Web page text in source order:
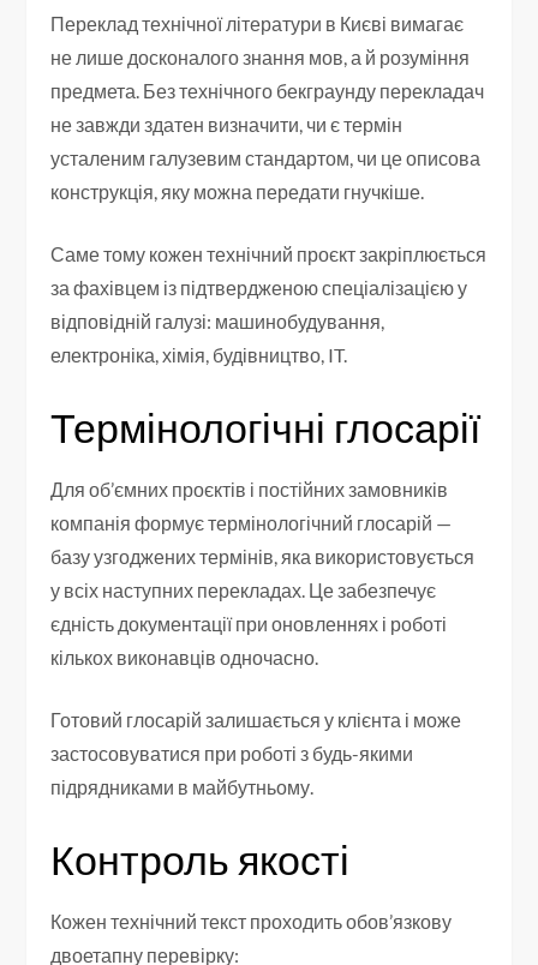
Переклад технічної літератури в Києві вимагає
не лише досконалого знання мов, а й розуміння
предмета. Без технічного бекграунду перекладач
не завжди здатен визначити, чи є термін
усталеним галузевим стандартом, чи це описова
конструкція, яку можна передати гнучкіше.
Саме тому кожен технічний проєкт закріплюється
за фахівцем із підтвердженою спеціалізацією у
відповідній галузі: машинобудування,
електроніка, хімія, будівництво, IT.
Термінологічні глосарії
Для об’ємних проєктів і постійних замовників
компанія формує термінологічний глосарій —
базу узгоджених термінів, яка використовується
у всіх наступних перекладах. Це забезпечує
єдність документації при оновленнях і роботі
кількох виконавців одночасно.
Готовий глосарій залишається у клієнта і може
застосовуватися при роботі з будь-якими
підрядниками в майбутньому.
Контроль якості
Кожен технічний текст проходить обов’язкову
двоетапну перевірку: